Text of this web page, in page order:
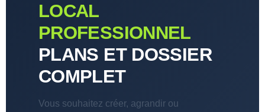
LOCAL
PROFESSIONNEL
PLANS ET DOSSIER
COMPLET
Vous souhaitez créer, agrandir ou